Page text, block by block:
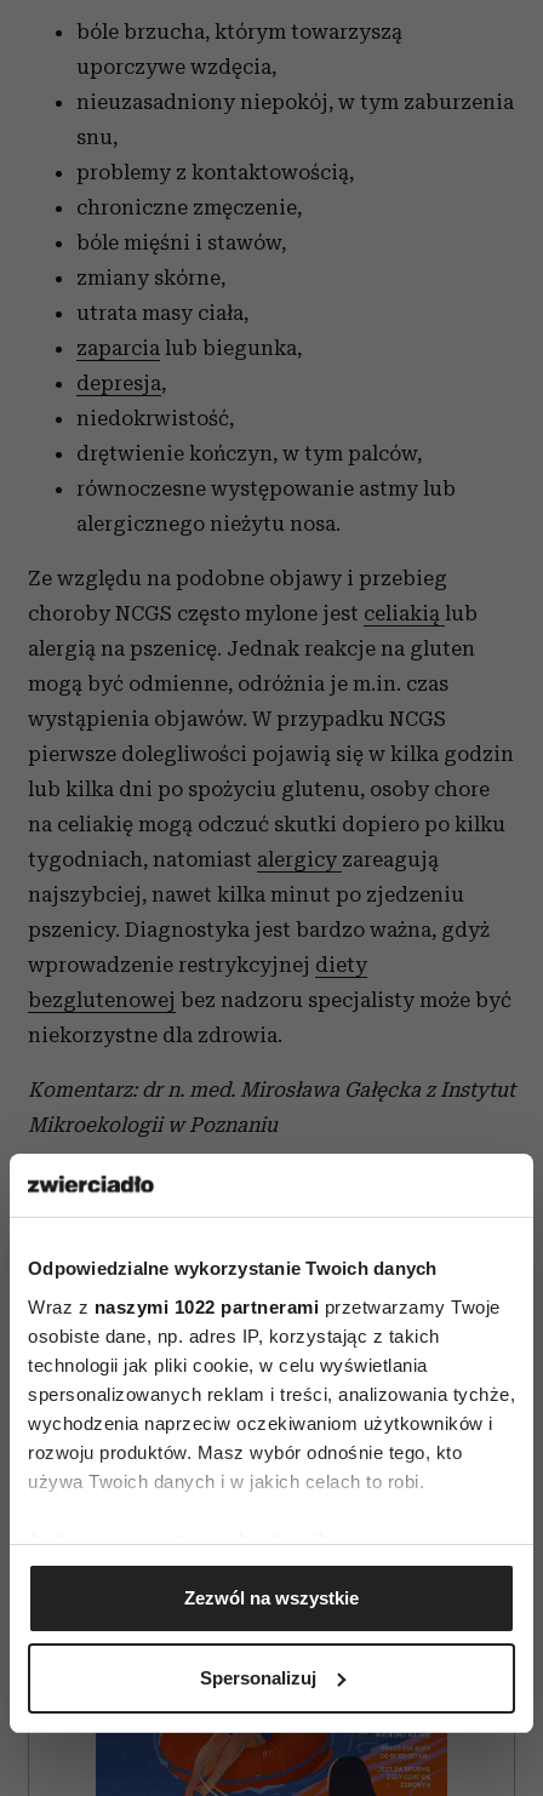
Odpowiedzialne wykorzystanie Twoich danych
Wraz z naszymi 1022 partnerami przetwarzamy Twoje
osobiste dane, np. adres IP, korzystając z takich
technologii jak pliki cookie, w celu wyświetlania
spersonalizowanych reklam i treści, analizowania tychże,
wychodzenia naprzeciw oczekiwaniom użytkowników i
rozwoju produktów. Masz wybór odnośnie tego, kto
używa Twoich danych i w jakich celach to robi.
Jeśli wyrazisz na to zgodę, chcielibyśmy również:
Gromadzić dane dotyczące Twojej lokalizacji
geograficznej z dokładnością nawet do kilku metrów
Identyfikować Twoje urządzenie, aktywnie
(fingerprinting, czyli wirtualny odcisk palca)
dane są przetwarzane oraz ustaw własne preferencje w
sekcji szczegółów. W Deklaracji plików cookie możesz
Zezwól na wszystkie
Spersonalizuj
bóle brzucha, którym towarzyszą
uporczywe wzdęcia,
nieuzasadniony niepokój, w tym zaburzenia
snu,
problemy z kontaktowością,
chroniczne zmęczenie,
bóle mięśni i stawów,
zmiany skórne,
utrata masy ciała,
zaparcia lub biegunka,
depresja,
niedokrwistość,
drętwienie kończyn, w tym palców,
równoczesne występowanie astmy lub
alergicznego nieżytu nosa.
Ze względu na podobne objawy i przebieg
choroby NCGS często mylone jest celiakią lub
alergią na pszenicę. Jednak reakcje na gluten
mogą być odmienne, odróżnia je m.in. czas
wystąpienia objawów. W przypadku NCGS
pierwsze dolegliwości pojawią się w kilka godzin
lub kilka dni po spożyciu glutenu, osoby chore
na celiakię mogą odczuć skutki dopiero po kilku
tygodniach, natomiast alergicy zareagują
najszybciej, nawet kilka minut po zjedzeniu
pszenicy. Diagnostyka jest bardzo ważna, gdyż
wprowadzenie restrykcyjnej diety
bezglutenowej bez nadzoru specjalisty może być
niekorzystne dla zdrowia.
Komentarz: dr n. med. Mirosława Gałęcka z Instytut
Mikroekologii w Poznaniu
AUTOPROMOCJA